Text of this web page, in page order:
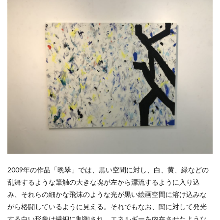
2009年の作品「晩翠」では、黒い空間に対し、白、黄、緑などの
乱舞するような筆触の大きな塊が左から漂流するように入り込
み、それらの細かな飛沫のような光が黒い絵画空間に溶け込みな
がら格闘しているように見える。それでもなお、闇に対して発光